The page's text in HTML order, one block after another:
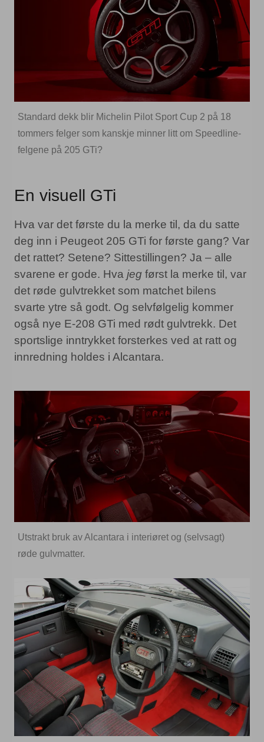
Standard dekk blir Michelin Pilot Sport Cup 2 på 18
tommers felger som kanskje minner litt om Speedline-
felgene på 205 GTi?
En visuell GTi
Hva var det første du la merke til, da du satte
deg inn i Peugeot 205 GTi for første gang? Var
det rattet? Setene? Sittestillingen? Ja – alle
svarene er gode. Hva jeg først la merke til, var
det røde gulvtrekket som matchet bilens
svarte ytre så godt. Og selvfølgelig kommer
også nye E-208 GTi med rødt gulvtrekk. Det
sportslige inntrykket forsterkes ved at ratt og
innredning holdes i Alcantara.
Utstrakt bruk av Alcantara i interiøret og (selvsagt)
røde gulvmatter.